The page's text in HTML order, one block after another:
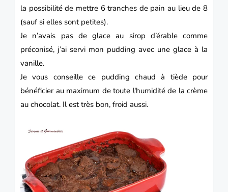
la possibilité de mettre 6 tranches de pain au lieu de 8
(sauf si elles sont petites).
Je n’avais pas de glace au sirop d’érable comme
préconisé, j’ai servi mon pudding avec une glace à la
vanille.
Je vous conseille ce pudding chaud à tiède pour
bénéficier au maximum de toute l'humidité de la crème
au chocolat. Il est très bon, froid aussi.